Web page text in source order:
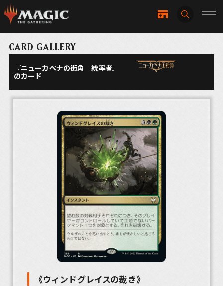
CARD GALLERY
『ニューカペナの街角 統率者』
のカード
《ウィンドグレイスの裁き》